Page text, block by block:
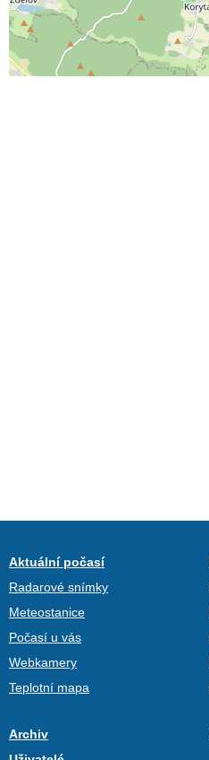
Aktuální počasí
Radarové snímky
Meteostanice
Počasí u vás
Webkamery
Teplotní mapa
Archiv